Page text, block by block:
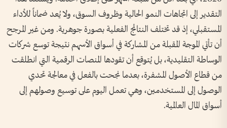
التقدير إلى اتجاهات النمو الحالية وظروف السوق، ولا يُعد ضماناً للأداء
المستقبلي، إذ قد تختلف النتائج الفعلية بصورة جوهرية. ومن غير المرجح
أن تأتي الموجة المقبلة من المشاركة في أسواق الأسهم نتيجة توسع شركات
الوساطة التقليدية، بل يُتوقع أن تقودها المنصات الرقمية التي انطلقت
من قطاع الأصول المشفرة، بعدما نجحت بالفعل في معالجة تحدي
الوصول إلى المستخدمين، وهي تعمل اليوم على توسيع وصولهم إلى
أسواق المال العالمية.